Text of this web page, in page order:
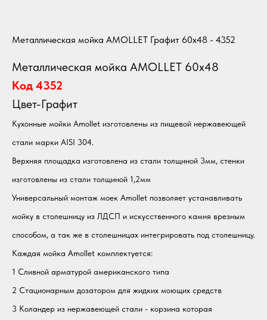
Металлическая мойка AMOLLET Графит 60х48 - 4352
Металлическая мойка AMOLLET 60х48
Код 4352
Цвет-Графит
Кухонные мойки Amollet изготовлены из пищевой нержавеющей
стали марки AISI 304.
Верхняя площадка изготовлена из стали толщиной 3мм, стенки
изготовлены из стали толщиной 1,2мм
Универсальный монтаж моек Amollet позволяет устанавливать
мойку в столешницу из ЛДСП и искусственного камня врезным
способом, а так же в столешницах интегрировать под столешницу.
Каждая мойка Amollet комплектуется:
1 Сливной арматурой американского типа
2 Стационарным дозатором для жидких моющих средств
3 Коландер из нержавеющей стали - корзина которая